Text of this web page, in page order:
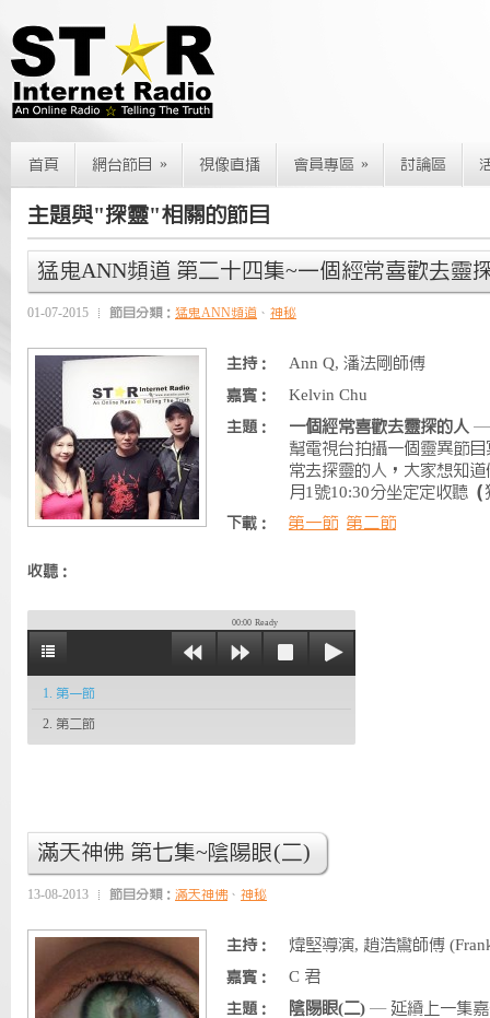
首頁 網台節目 » 視像直播 會員專區 » 討論區
主題與"探靈"相關的節目
猛鬼ANN頻道 第二十四集~一個經常喜歡去靈
01-07-2015 節目分類： 猛鬼ANN頻道 、 神秘
主持： Ann Q, 潘法剛師傅
嘉賓： Kelvin Chu
主題： 一個經常喜歡去靈探的人 —
幫電視台拍攝一個靈異節
常去探靈的人，大家想知
月1號10:30分坐定定收聽
下載： 第一節 第二節
收聽：
00:00 Ready
1. 第一節
2. 第二節
滿天神佛 第七集~陰陽眼(二)
13-08-2013 節目分類： 滿天神佛、 神秘
主持： 煒堅導演, 趙浩鸞師傅
嘉賓： C 君
主題： 陰陽眼(二) — 延續上一集嘉